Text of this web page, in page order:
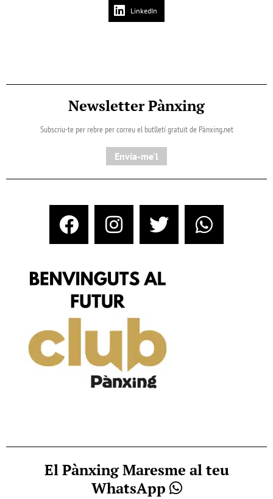
LinkedIn
Newsletter Pànxing
Subscriu-te per rebre per correu el butlletí gratuït de Pànxing.net​
Envia-me'l
El Pànxing Maresme al teu
WhatsApp